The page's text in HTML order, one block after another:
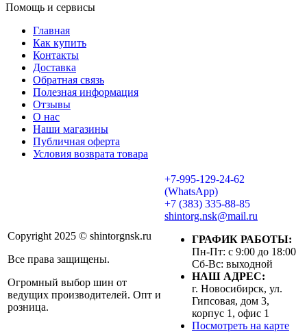
Помощь и сервисы
Главная
Как купить
Контакты
Доставка
Обратная связь
Полезная информация
Отзывы
О нас
Наши магазины
Публичная оферта
Условия возврата товара
Copyright 2025 © shintorgnsk.ru
Все права защищены.
Огромный выбор шин от
ведущих производителей. Опт и
розница.
+7-995-129-24-62
(WhatsApp)
+7 (383) 335-88-85
shintorg.nsk@mail.ru
ГРАФИК РАБОТЫ:
Пн-Пт: с 9:00 до 18:00
Сб-Вс: выходной
НАШ АДРЕС:
г. Новосибирск, ул.
Гипсовая, дом 3,
корпус 1, офис 1
Посмотреть на карте